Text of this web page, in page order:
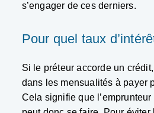
s’engager de ces derniers.
Pour quel taux
Si le préteur accorde un
dans les mensualités à payer
Cela signifie que